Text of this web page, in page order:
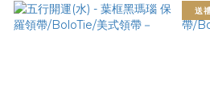
送